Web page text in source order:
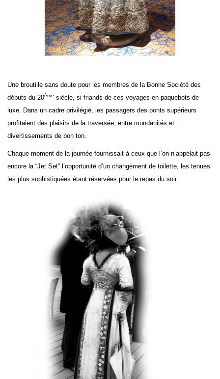
Une broutille sans doute pour les membres de la Bonne Société des
débuts du 20ème siècle, si friands de ces voyages en paquebots de
luxe. Dans un cadre privilégié, les passagers des ponts supérieurs
profitaient des plaisirs de la traversée, entre mondanités et
divertissements de bon ton.
Chaque moment de la journée fournissait à ceux que l’on n’appelait pas
encore la “Jet Set” l’opportunité d’un changement de toilette, les tenues
les plus sophistiquées étant réservées pour le repas du soir.